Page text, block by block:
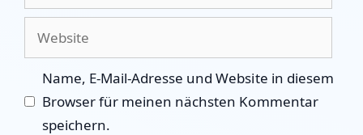
Name, E-Mail-Adresse und Website in diesem
Browser für meinen nächsten Kommentar
speichern.